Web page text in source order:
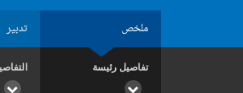
ملخص تدبير
تفاصيل رئيسة